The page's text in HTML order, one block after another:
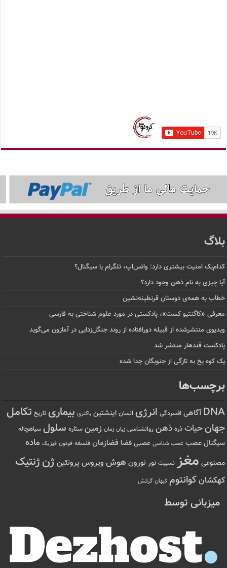
بلاگ
کدام‌یک امنیت بیشتری دارد: واتس‌اپ، تلگرام یا سیگنال؟
آیا چیزی به نام ذهن وجود دارد؟
خطاب به همه‌ی دوستان قرنطینه‌نشین
معرفی «کاگنتیو کست»، پادکستی در مورد علوم شناختی به فارسی
ویدیوی منتشرشده از قبیله دورافتاده‌ از روند جنگل‌زدایی در آمازون می‌گوید
پادکست قندهار منتشر شد
یک کوه یخ به تازگی از جنوبگان جدا شده
برچسب‌ها
DNA آگاهی افسردگی انرژی انسان اینشتین باکتری بیماری تاریخ تکامل
جهانحیات ذره ذهن روانشناسی زبان زمان زمین ستاره سلول سیاهچاله
سیگنال عصب عصب شناسی عصبی فضا فضازمان فلسفه فوتون فیزیک ماده
مصنوعی مغز نسبیت نور نورون هوش ویروس پروتئین ژنژنتیک
کهکشانکوانتوم کیهان گرانش
میزبانی توسط